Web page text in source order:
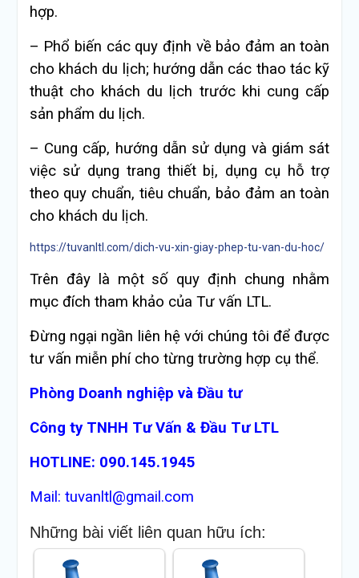
hợp.
– Phổ biến các quy định về bảo đảm an toàn
cho khách du lịch; hướng dẫn các thao tác kỹ
thuật cho khách du lịch trước khi cung cấp
sản phẩm du lịch.
– Cung cấp, hướng dẫn sử dụng và giám sát
việc sử dụng trang thiết bị, dụng cụ hỗ trợ
theo quy chuẩn, tiêu chuẩn, bảo đảm an toàn
cho khách du lịch.
https://tuvanltl.com/dich-vu-xin-giay-phep-tu-van-du-hoc/
Trên đây là một số quy định chung nhằm
mục đích tham khảo của Tư vấn LTL.
Đừng ngại ngần liên hệ với chúng tôi để được
tư vấn miễn phí cho từng trường hợp cụ thể.
Phòng Doanh nghiệp và Đầu tư
Công ty TNHH Tư Vấn & Đầu Tư LTL
HOTLINE: 090.145.1945
Mail: tuvanltl@gmail.com
Những bài viết liên quan hữu ích: